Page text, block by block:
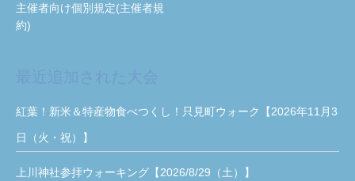
主催者向け個別規定(主催者規
約)
紅葉！新米＆特産物食べつくし！只見町ウォーク【2026年11月3
日（火・祝）】
上川神社参拝ウォーキング【2026/8/29（土）】